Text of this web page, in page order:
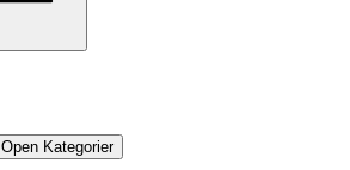
Open Kategorier